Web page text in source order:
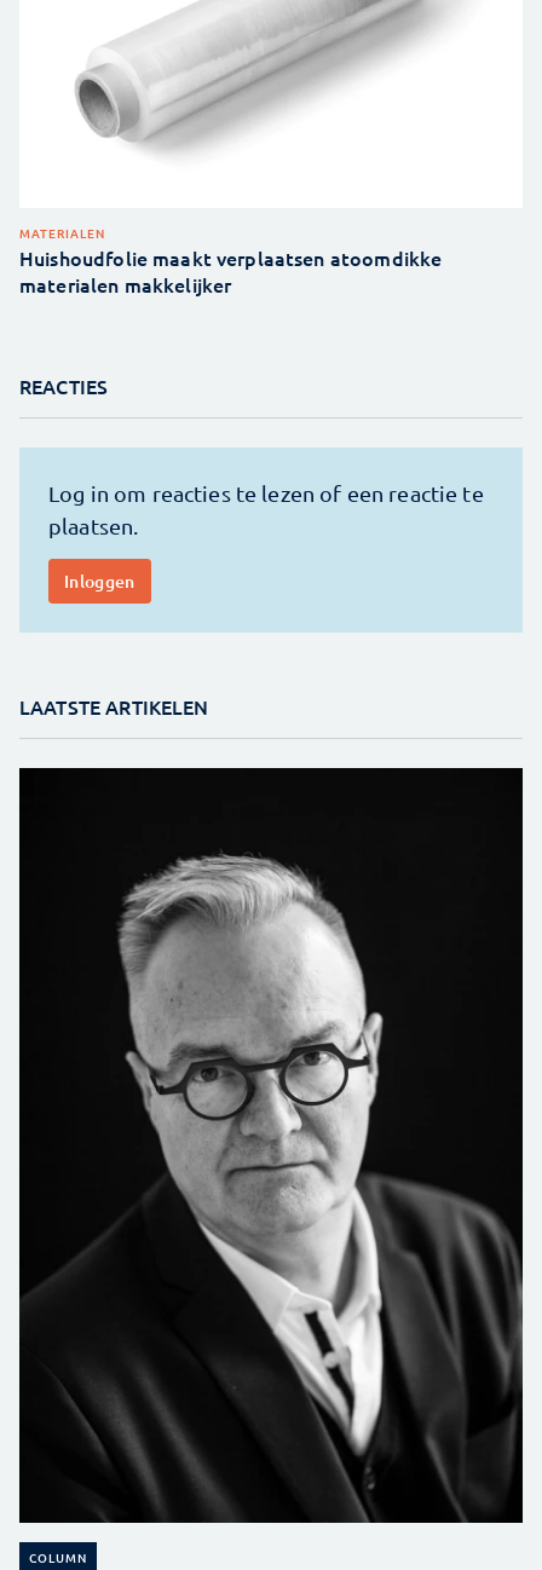
MATERIALEN
Huishoudfolie maakt verplaatsen atoomdikke
materialen makkelijker
REACTIES
LAATSTE ARTIKELEN
COLUMN